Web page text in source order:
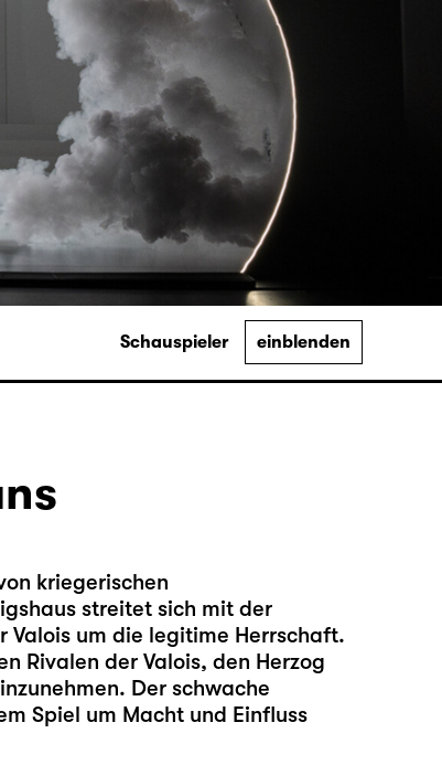
Schauspieler einblenden
kriegerischen
streitet sich mit der
Valois um die legitime Herrschaft.
Rivalen der Valois, den Herzog
Der schwache
Spiel um Macht und Einfluss